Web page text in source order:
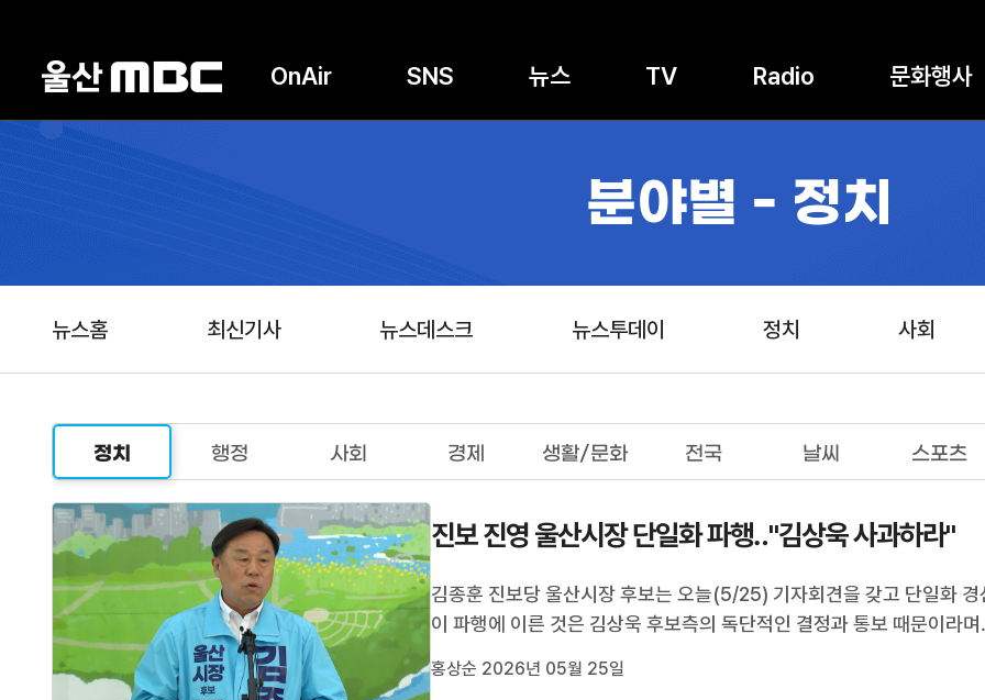
OnAir SNS 뉴스 TV Radio 문화행사
분야별 - 정치
뉴스홈 최신기사 뉴스데스크 뉴스투데이 정치 사회
정치 행정 사회 경제 생활/문화 전국 날씨 스포츠
진보 진영 울산시장 단일화 파행‥"김상욱 사과하라"
김종훈 진보당 울산시장 후보는 오늘(5/25) 기자회견을 갖고 단일화 경
이 파행에 이른 것은 김상욱 후보측의 독단적인 결정과 통보 때문이라며
중단했는지 명확하게 해명하고 진보당에 대한 왜곡 선전을 중단할 것을
홍상순 2026년 05월 25일